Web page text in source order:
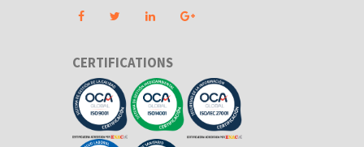
CERTIFICATIONS